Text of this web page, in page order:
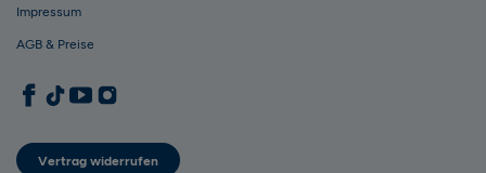
Impressum
AGB & Preise
1822direkt auf Facebook
1822direkt auf TikTok
1822direkt auf YouTube
1822direkt auf Instagram
Vertrag widerrufen